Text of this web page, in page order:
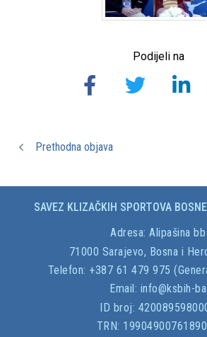
Podijeli na
Prethodna objava
SAVEZ KLIZAČKIH SPORTOVA
Adresa: Alipašina bb
71000 Sarajevo, Bosna i
Telefon: +387 61 479 975
Email: info@ksbih-ba
ID broj:
TRN: